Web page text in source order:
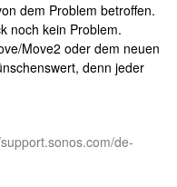
dem Problem betroffen.
noch kein Problem.
Move2 oder dem neuen
denn jeder
de-